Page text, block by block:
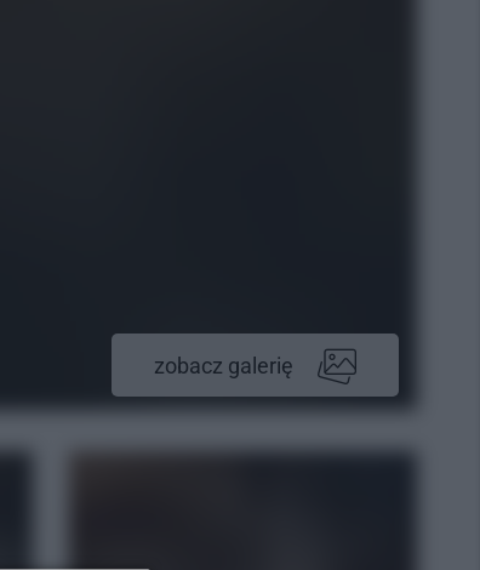
zobacz galerię